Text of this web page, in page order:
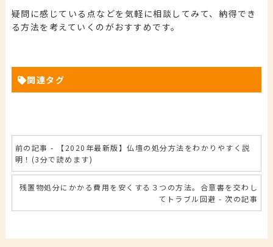
疑問に感じている点などを気軽に相談してみて、納得でき
る方法を考えていくのがおすすめです。
関連タグ
前の記事 - 【2020年最新版】仏壇の処分方法をわかりやすく説
明！(3分で読めます)
残置物処分にかかる費用を安くする３つの方法。合意書を交わし
てトラブル回避 - 次の記事